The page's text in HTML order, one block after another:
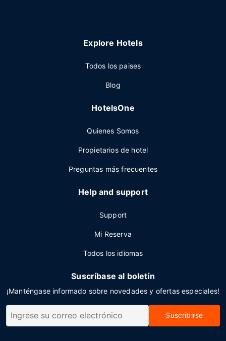
Explore Hotels
Todos los paises
Blog
HotelsOne
Quienes Somos
Propietarios de hotel
Preguntas más frecuentes
Help and support
Support
Mi Reserva
Todos los idiomas
Suscríbase al boletín
¡Manténgase informado sobre novedades y ofertas especiales!
Suscribirse